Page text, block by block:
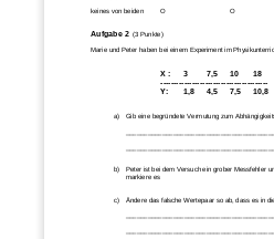
keines von beiden O O
Aufgabe 2 (3 Punkte)
Marie und Peter haben bei einem Experiment im
X : 3 7,5 10
18
-----------------------------------------
Y: 1,8 4,5 7,5 10,8
a) Gib eine begründete Vermutung zum
b) Peter ist bei dem Versuch ein grober Messfehler
markiere es
c) Ändere das falsche Wertepaar so ab, dass es in